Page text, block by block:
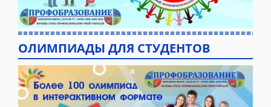
ОЛИМПИАДЫ ДЛЯ СТУДЕНТОВ